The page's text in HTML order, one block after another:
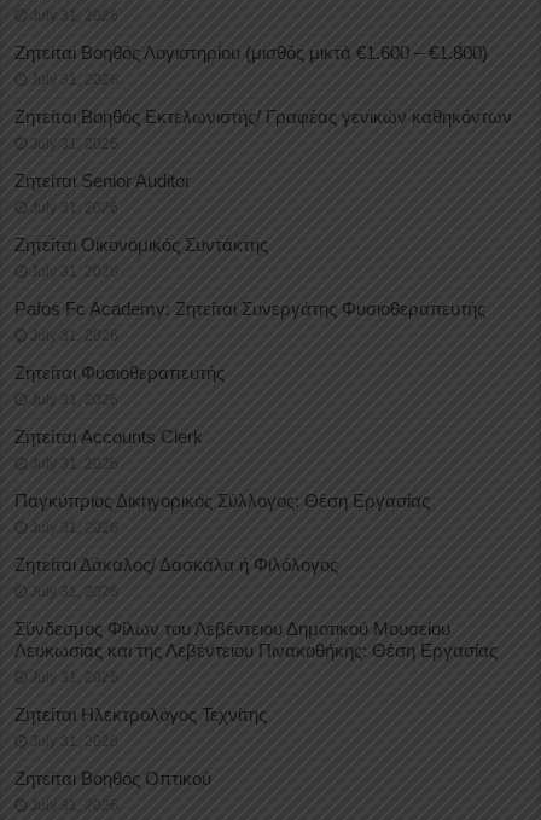
July 31, 2026
Ζητείται Βοηθός Λογιστηρίου (μισθός μικτά €1.600 – €1.800)
July 31, 2026
Ζητείται Βοηθός Εκτελωνιστής/ Γραφέας γενικών καθηκόντων
July 31, 2026
Ζητείται Senior Auditor
July 31, 2026
Ζητείται Οικονομικός Συντάκτης
July 31, 2026
Pafos Fc Academy: Ζητείται Συνεργάτης Φυσιοθεραπευτής
July 31, 2026
Ζητείται Φυσιοθεραπευτής
July 31, 2026
Ζητείται Accounts Clerk
July 31, 2026
Παγκύπριος Δικηγορικός Σύλλογος: Θέση Εργασίας
July 31, 2026
Ζητείται Δάκαλος/ Δασκάλα ή Φιλόλογος
July 31, 2026
Σύνδεσμος Φίλων του Λεβέντειου Δημοτικού Μουσείου
Λευκωσίας και της Λεβέντειου Πινακοθήκης: Θέση Εργασίας
July 31, 2026
Ζητείται Ηλεκτρολόγος Τεχνίτης
July 31, 2026
Ζητείται Βοηθός Οπτικού
July 31, 2026